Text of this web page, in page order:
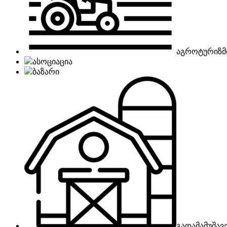
ასოციაცია
ბაზარი